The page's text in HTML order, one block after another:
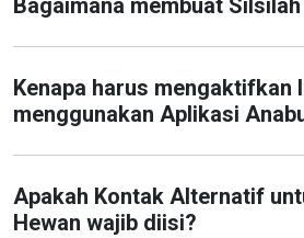
Bagaimana membuat
Kenapa harus mengaktifkan
menggunakan Aplikasi
Apakah Kontak Alternatif
Hewan wajib diisi?